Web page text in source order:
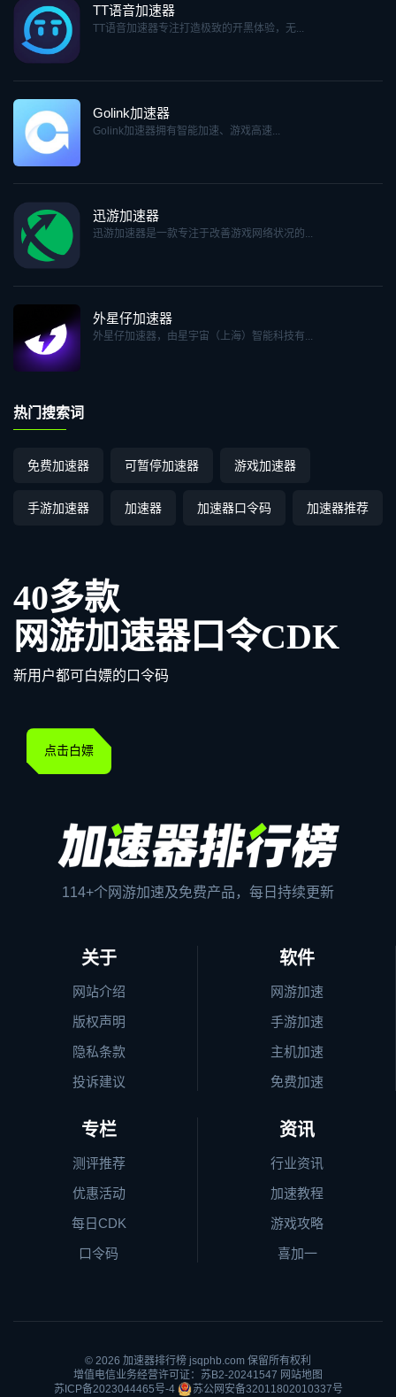
TT语音加速器
TT语音加速器专注打造极致的开黑体验，无...
Golink加速器
Golink加速器拥有智能加速、游戏高速...
迅游加速器
迅游加速器是一款专注于改善游戏网络状况的...
外星仔加速器
外星仔加速器，由星宇宙（上海）智能科技有...
热门搜索词
免费加速器 可暂停加速器 游戏加速器
手游加速器 加速器 加速器口令码 加速器推荐
40多款
网游加速器口令CDK
新用户都可白嫖的口令码
点击白嫖
114+个网游加速及免费产品，每日持续更新
关于
网站介绍
版权声明
隐私条款
投诉建议
软件
网游加速
手游加速
主机加速
免费加速
专栏
测评推荐
优惠活动
每日CDK
口令码
资讯
行业资讯
加速教程
游戏攻略
喜加一
© 2026 加速器排行榜 jsqphb.com 保留所有权利
增值电信业务经营许可证：苏B2-20241547 网站地图
苏ICP备2023044465号-4
苏公网安备32011802010337号